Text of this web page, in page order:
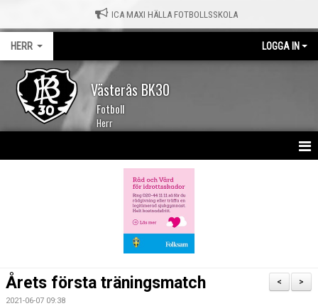
ICA MAXI HÄLLA FOTBOLLSSKOLA
HERR LOGGA IN
Västerås BK30
Fotboll
Herr
MATCHER
>
<
Årets första träningsmatch
2021-06-07 09:38